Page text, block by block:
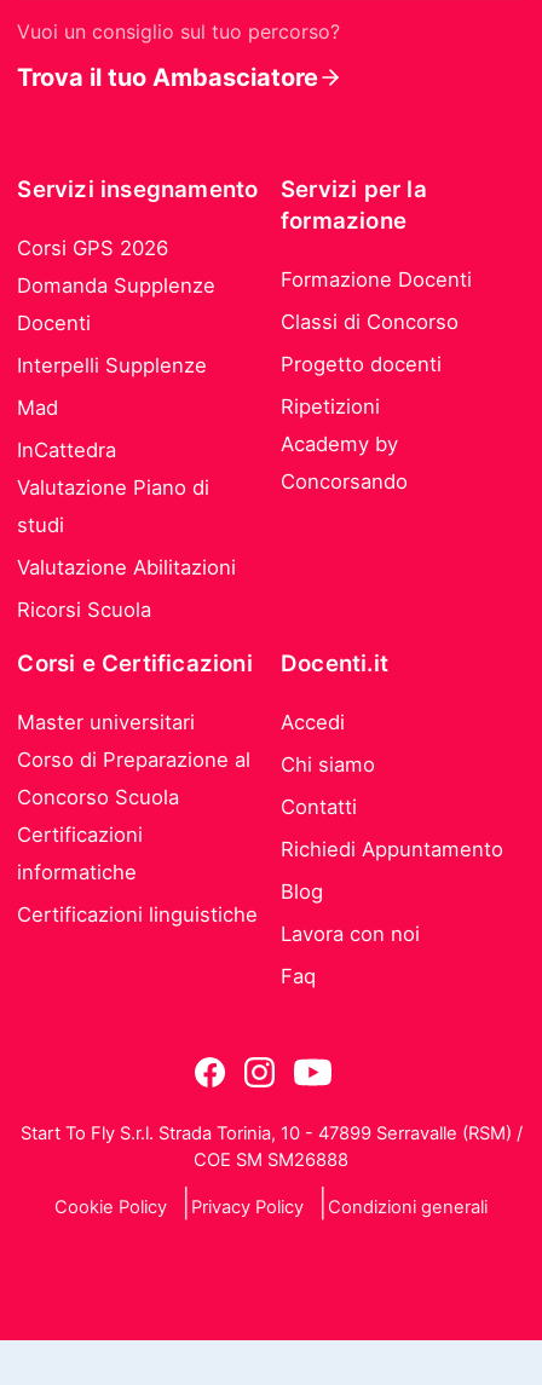
Vuoi un consiglio sul tuo percorso?
Trova il tuo Ambasciatore
Servizi insegnamento
Corsi GPS 2026
Domanda Supplenze
Docenti
Interpelli Supplenze
Mad
InCattedra
Valutazione Piano di
studi
Valutazione Abilitazioni
Ricorsi Scuola
Servizi per la
formazione
Formazione Docenti
Classi di Concorso
Progetto docenti
Ripetizioni
Academy by
Concorsando
Corsi e Certificazioni
Master universitari
Corso di Preparazione al
Concorso Scuola
Certificazioni
informatiche
Certificazioni linguistiche
Docenti.it
Accedi
Chi siamo
Contatti
Richiedi Appuntamento
Blog
Lavora con noi
Faq
Start To Fly S.r.l. Strada Torinia, 10 - 47899 Serravalle (RSM) /
COE SM SM26888
Cookie Policy Privacy Policy Condizioni generali